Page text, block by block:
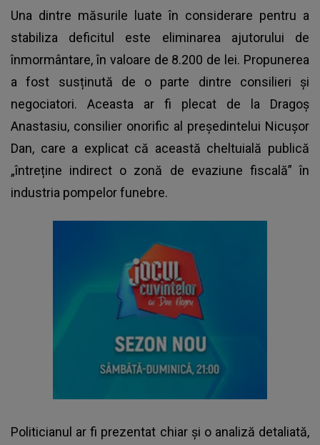
Una dintre măsurile luate în considerare pentru a
stabiliza deficitul este eliminarea ajutorului de
înmormântare, în valoare de 8.200 de lei. Propunerea
a fost susținută de o parte dintre consilieri și
negociatori. Aceasta ar fi plecat de la Dragoș
Anastasiu, consilier onorific al președintelui Nicușor
Dan, care a explicat că această cheltuială publică
„întreține indirect o zonă de evaziune fiscală” în
industria pompelor funebre.
Politicianul ar fi prezentat chiar și o analiză detaliată,